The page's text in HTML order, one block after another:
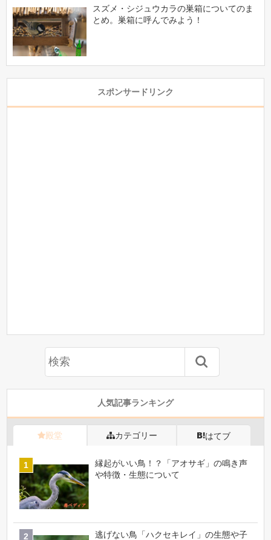
スズメ・シジュウカラの巣箱についてのま
とめ。巣箱に呼んでみよう！
スポンサードリンク
人気記事ランキング
殿堂 カテゴリー はてブ
縁起がいい鳥！？「アオサギ」の鳴き声
や特徴・生態について
逃げない鳥「ハクセキレイ」の生態や子